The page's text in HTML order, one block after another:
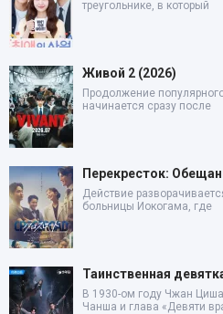
треугольнике, в который
Живой 2 (2026)
Продолжение
начинается сразу после
Перекресток:
Действие
больницы Иокогама, где
Таинственная
В 1930-ом году Чжан
Чанша и глава «Девяти